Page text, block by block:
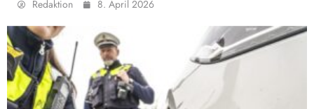
Redaktion 8. April 2026